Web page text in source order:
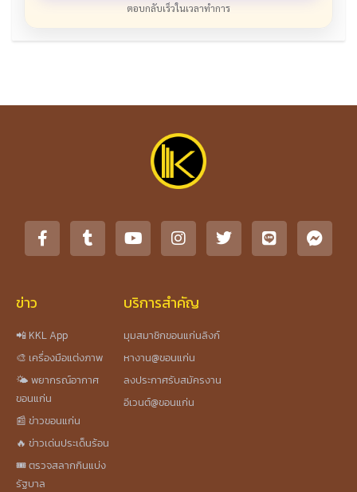
ตอบกลับเร็วในเวลาทำการ
ข่าว
📲 KKL App
🎨 เครื่องมือแต่งภาพ
🌤️ พยากรณ์อากาศ
ขอนแก่น
📰 ข่าวขอนแก่น
🔥 ข่าวเด่นประเด็นร้อน
🎟️ ตรวจสลากกินแบ่ง
รัฐบาล
บริการสำคัญ
มุมสมาชิกขอนแก่นลิงก์
หางาน@ขอนแก่น
ลงประกาศรับสมัครงาน
อีเวนต์@ขอนแก่น